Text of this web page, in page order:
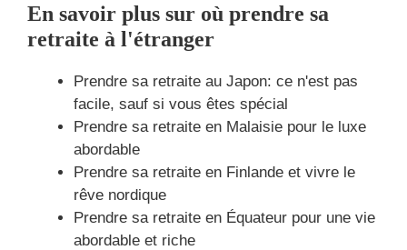
En savoir plus sur où prendre sa
retraite à l'étranger
Prendre sa retraite au Japon: ce n'est pas
facile, sauf si vous êtes spécial
Prendre sa retraite en Malaisie pour le luxe
abordable
Prendre sa retraite en Finlande et vivre le
rêve nordique
Prendre sa retraite en Équateur pour une vie
abordable et riche